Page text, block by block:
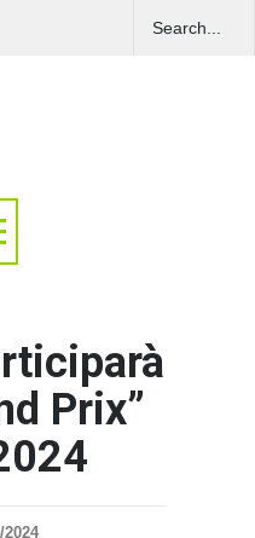
Prix”
2024